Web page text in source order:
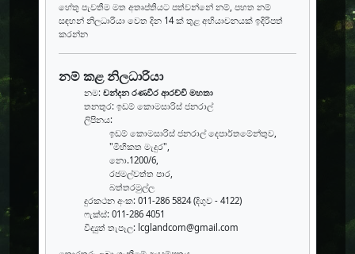
හේතු පැවතීම මත අතෘප්තියට පත්වන්නේ නම්, පහත නම්
සඳහන් නිලධාරියා වෙත දින 14 ක් තුළ අභියාචනයක් ඉදිරිපත්
කරන්න
නම් කළ නිලධාරියා
නම: චන්දන රණවීර ආරච්චි මහතා
තනතුර: ඉඩම් කොමසාරිස් ජනරාල්
ලිපිනය:
ඉඩම් කොමසාරිස් ජනරාල් දෙපාර්තමේන්තුව,
"මිහිකත මැදුර",
නො.1200/6,
රජමල්වත්ත පාර,
බත්තරමුල්ල
දුරකථන අංක: 011-286 5824 (දිගුව - 4122)
ෆැක්ස්: 011-286 4051
විද්‍යුත් තැපෑල: lcglandcom@gmail.com